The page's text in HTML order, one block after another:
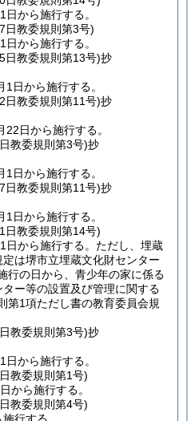
から施行する。
日教委規則第3号)
から施行する。
日教委規則第13号)抄
日から施行する。
日教委規則第11号)抄
日から施行する。
教委規則第3号)抄
日から施行する。
日教委規則第11号)抄
日から施行する。
日教委規則第14号)
から施行する。 ただし、埋蔵
は堺市立埋蔵文化財センター
行の日から、青少年の家に係る
ー等の設置及び管理に関する
第1項ただし書の教育委員会規
教委規則第3号)抄
から施行する。
教委規則第1号)
から施行する。
教委規則第4号)